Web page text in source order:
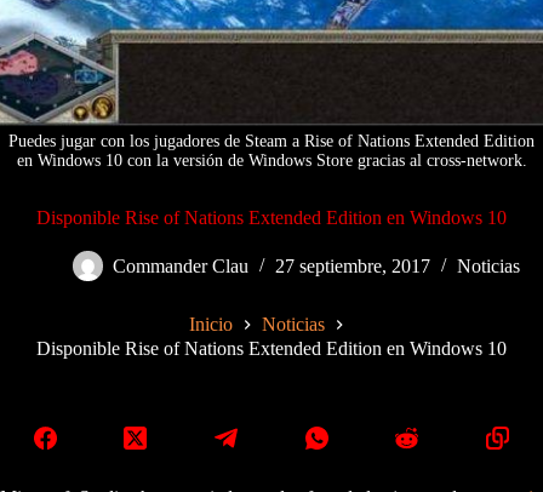
Puedes jugar con los jugadores de Steam a Rise of Nations Extended Edition
en Windows 10 con la versión de Windows Store gracias al cross-network.
Disponible Rise of Nations Extended Edition en Windows 10
Commander Clau 27 septiembre, 2017 Noticias
Inicio
Noticias
Disponible Rise of Nations Extended Edition en Windows 10